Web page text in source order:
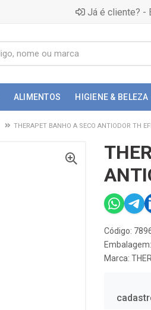
Já é cliente? -
ALIMENTOS HIGIENE & BELEZA
THERAPET BANHO A SECO ANTIODOR TH
Código:
Embalagem:
Marca: